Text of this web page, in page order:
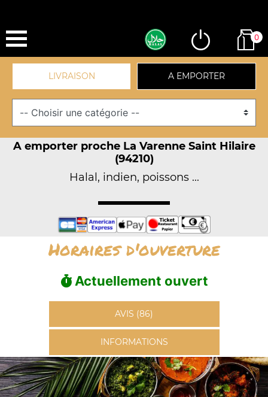
0
LIVRAISON A EMPORTER
A emporter proche La Varenne Saint Hilaire
(94210)
Halal, indien, poissons ...
Horaires d'ouverture
Actuellement ouvert
AVIS (86)
INFORMATIONS